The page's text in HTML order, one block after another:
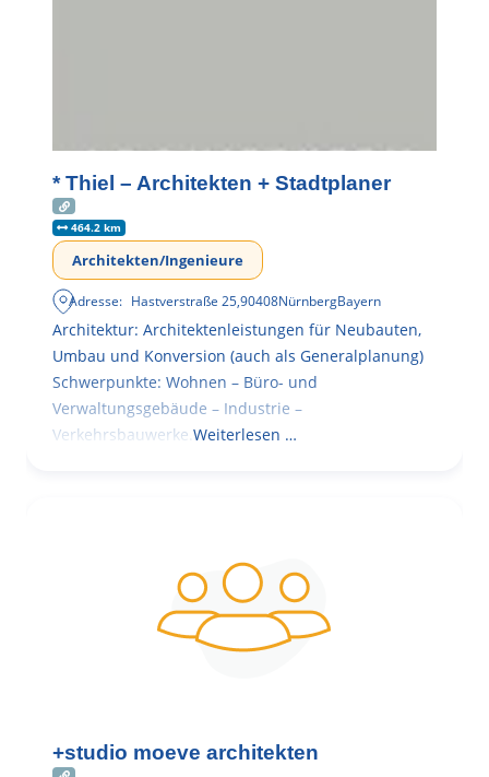
* Thiel – Architekten + Stadtplaner
464.2 km
Architekten/Ingenieure
Adresse: Hastverstraße 25,90408NürnbergBayern
Architektur: Architektenleistungen für Neubauten,
Umbau und Konversion (auch als Generalplanung)
Schwerpunkte: Wohnen – Büro- und
Verwaltungsgebäude – Industrie –
Verkehrsbauwerke. Weiterlesen …
+studio moeve architekten